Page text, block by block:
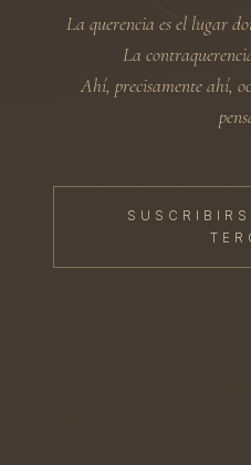
La querencia es el lugar
La
Ahí, precisamente ahí,